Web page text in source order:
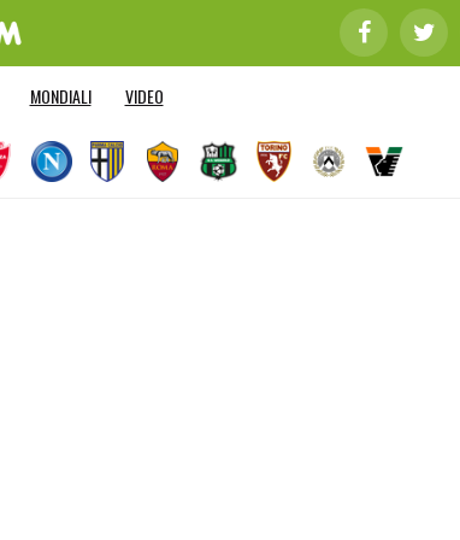
MONDIALI VIDEO